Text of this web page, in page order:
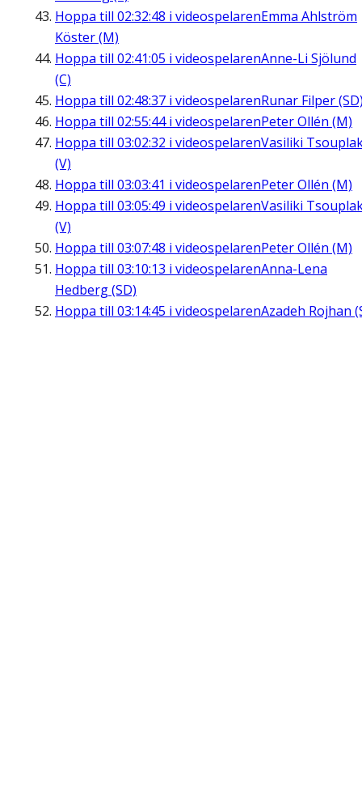
Hoppa till 02:32:48 i videospelarenEmma Ahlström
Köster (M)
Hoppa till 02:41:05 i videospelarenAnne-Li Sjölund
(C)
Hoppa till 02:48:37 i videospelarenRunar Filper
Hoppa till 02:55:44i videospelarenPeter Ollén (M)
Hoppa till 03:02:32 i videospelarenVasiliki
(V)
Hoppa till 03:03:41 i videospelarenPeter Ollén (M)
Hoppa till 03:05:49 i videospelarenVasiliki
(V)
Hoppa till 03:07:48 i videospelarenPeter Ollén (M)
Hoppa till 03:10:13 i videospelarenAnna-Lena
Hedberg (SD)
Hoppa till 03:14:45 i videospelarenAzadeh Rojhan